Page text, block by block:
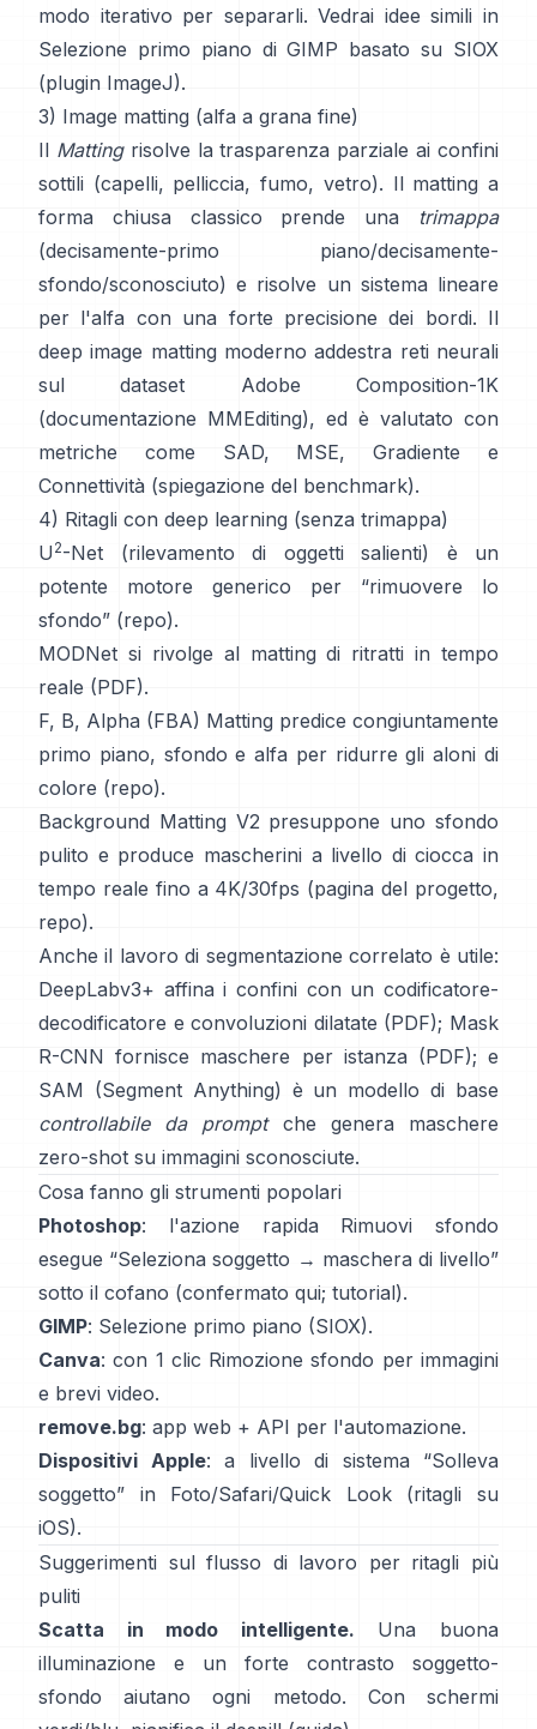
modo iterativo per separarli. Vedrai idee simili in
Selezione primo piano di GIMP basato su SIOX
(plugin ImageJ).
3) Image matting (alfa a grana fine)
Il Mattingrisolve la trasparenza parziale ai confini
sottili (capelli, pelliccia, fumo, vetro). Il matting a
forma chiusa
classico prende una trimappa
(decisamente-primo piano/decisamente-
sfondo/sconosciuto) e risolve un sistema lineare
per l'alfa con una forte precisione dei bordi. Il
deep image matting moderno addestra reti neurali
sul dataset Adobe Composition-1K
(documentazione MMEditing), ed è valutato con
metriche come
SAD, MSE, Gradiente e
Connettività (spiegazione del benchmark).
4) Ritagli con deep learning (senza trimappa)
U 2-Net (rilevamento di oggetti salienti) è un
potente motore generico per “rimuovere lo
sfondo” (repo).
MODNet si rivolge al matting di ritratti in tempo
reale (PDF).
F, B, Alpha (FBA) Matting predice congiuntamente
primo piano, sfondo e alfa per ridurre gli aloni di
colore (repo).
Background Matting V2 presuppone uno sfondo
pulito e produce mascherini a livello di ciocca in
tempo reale fino a 4K/30fps (pagina del progetto,
repo).
Anche il lavoro di segmentazione correlato è utile:
DeepLabv3+ affina i confini con un codificatore-
decodificatore e convoluzioni dilatate (PDF); Mask
R-CNN fornisce maschere per istanza (PDF); e
SAM (Segment Anything) è un modello di base
controllabile da promptche genera maschere
zero-shot su immagini sconosciute.
Cosa fanno gli strumenti popolari
Photoshop: l'azione rapida Rimuovi sfondo
esegue “Seleziona soggetto → maschera di livello”
sotto il cofano (confermato qui; tutorial).
GIMP: Selezione primo piano (SIOX).
Canva: con 1 clic Rimozione sfondo per immagini
e brevi video.
remove.bg: app web + API per l'automazione.
Dispositivi Apple: a livello di sistema “Solleva
soggetto” in Foto/Safari/Quick Look (ritagli su
iOS).
Suggerimenti sul flusso di lavoro per ritagli più
puliti
Scatta in modo intelligente. Una buona
illuminazione e un forte contrasto soggetto-
sfondo aiutano ogni metodo. Con schermi